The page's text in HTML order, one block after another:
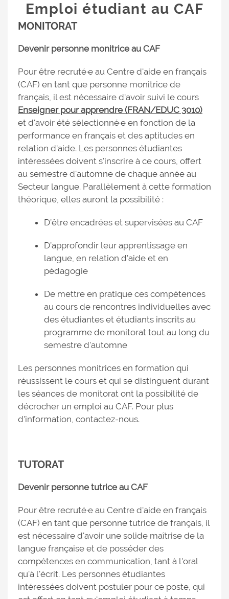
Emploi étudiant au CAF
MONITORAT
Devenir personne monitrice au CAF
Pour être recruté·e au Centre d'aide en français
(CAF) en tant que personne monitrice de
français, il est nécessaire d'avoir suivi le cours
Enseigner pour apprendre (FRAN/EDUC 3010)
et d'avoir été sélectionné·e en fonction de la
performance en français et des aptitudes en
relation d'aide. Les personnes étudiantes
intéressées doivent s'inscrire à ce cours, offert
au semestre d'automne de chaque année au
Secteur langue. Parallèlement à cette formation
théorique, elles auront la possibilité :
D’être encadrées et supervisées au CAF
D’approfondir leur apprentissage en
langue, en relation d'aide et en
pédagogie
De mettre en pratique ces compétences
au cours de rencontres individuelles avec
des étudiantes et étudiants inscrits au
programme de monitorat tout au long du
semestre d'automne
Les personnes monitrices en formation qui
réussissent le cours et qui se distinguent durant
les séances de monitorat ont la possibilité de
décrocher un emploi au CAF. Pour plus
d'information, contactez-nous.
TUTORAT
Devenir personne tutrice au CAF
Pour être recruté·e au Centre d'aide en français
(CAF) en tant que personne tutrice de français, il
est nécessaire d'avoir une solide maîtrise de la
langue française et de posséder des
compétences en communication, tant à l'oral
qu'à l'écrit. Les personnes étudiantes
intéressées doivent postuler pour ce poste, qui